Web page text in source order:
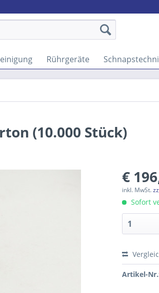
Rührgeräte
(10.000 Stück)
€
inkl. MwSt.
Sofort
Preis
Artikel-